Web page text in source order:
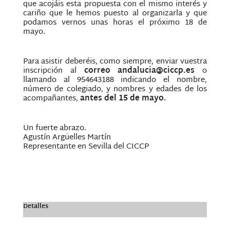
que acojáis esta propuesta con el mismo interés y
cariño que le hemos puesto al organizarla y que
podamos vernos unas horas el próximo 18 de
mayo.
Para asistir deberéis, como siempre, enviar vuestra
inscripción al correo andalucia@ciccp.es o
llamando al 954643188 indicando el nombre,
número de colegiado, y nombres y edades de los
acompañantes,antes del 15 de mayo.
Un fuerte abrazo.
Agustín Argüelles Martín
Representante en Sevilla del CICCP
Detalles